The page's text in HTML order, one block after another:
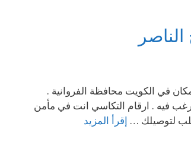
للانتقال لأي مكان في الكويت محافظة الفروانية .
فيه . ارقام التكاسي انت في مأمن
لتوصيلك … إقرأ المزيد